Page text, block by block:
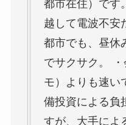
都市在住）です
越して電波不安
都市でも、昼休
でサクサク。
モ）よりも速い
備投資による負
すが、大手によ